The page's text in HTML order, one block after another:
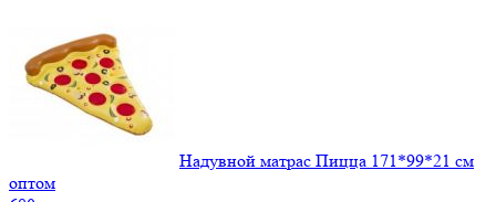
Надувной матрас Пицца 171*99*21 см
оптом